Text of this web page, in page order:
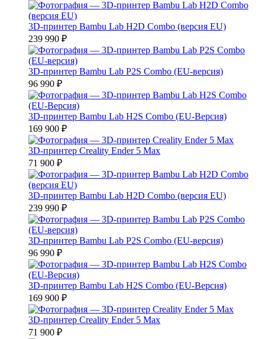
3D-принтер Bambu Lab H2D Combo (версия EU)
239 990 ₽
3D-принтер Bambu Lab P2S Combo (EU-версия)
96 990 ₽
3D-принтер Bambu Lab H2S Combo (EU-Версия)
169 900 ₽
3D-принтер Creality Ender 5 Max
71 900 ₽
3D-принтер Bambu Lab H2D Combo (версия EU)
239 990 ₽
3D-принтер Bambu Lab P2S Combo (EU-версия)
96 990 ₽
3D-принтер Bambu Lab H2S Combo (EU-Версия)
169 900 ₽
3D-принтер Creality Ender 5 Max
71 900 ₽